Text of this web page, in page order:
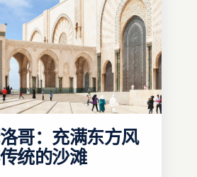
哥：充满东方风
统的沙滩